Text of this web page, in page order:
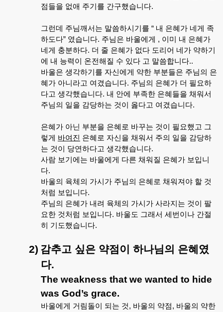
점들을 없애 주기를 간구했습니다.
그런데 주님깨서는 말씀하시기를 “ 내 은혜가 네게
족
하도다” 였습니다. 주님은 바울에게 , 이미 내 은혜가
네게
충분하다. 더 줄 은혜가 없다 도리어 네가 약하기
에
내 능력이 온전해질 수 있다 고 말씀합니다..
바울은 생각하기를 자신에게 약한 부분들은 주님의 은
혜가 아니라고 여겼습니다. 주님의 은혜가 더 필요하
다고 생각했습니다. 내 안에 부족한 은혜들을 채워서
주님의 일을 감당하는 것이 옳다고 여겼습니다.
은혜가 아닌 부분을 은혜로 바꾸는 것이 필요했고 그
렇게
바여진 은혜로 자신을 채워서 주의 일을 감당하
는 것이 당연하다고 생각했습니다.
사람 보기에는 바울에게 다른 채워질 은혜가 보입니
다.
바울의 육체의 가시가 주님의 은혜로 채워져야 할 것
처럼 보입니다.
주님의 은혜가 내려 육체의 가시가 사라지는 것이
팔
요한 것처럼 보입니다. 바울도 그래서 세번이나 간절
히
기도했습니다.
2) 감추고 싶은 약점이 하나님의 은혜였
다.
The weakness that we wanted to hide
was God’s grace.
바울에게 거림돌이 되는 것, 바울의 약점, 바울의 약한